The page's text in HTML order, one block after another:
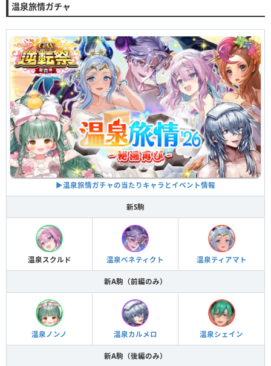
温泉旅情ガチャ
▶︎温泉旅情ガチャの当たりキャラとイベント情報
新S駒
温泉スクルド 温泉ベネティクト 温泉ティアマト
新A駒（前編のみ）
温泉ノンノ 温泉カルメロ 温泉シェイン
新A駒（後編のみ）